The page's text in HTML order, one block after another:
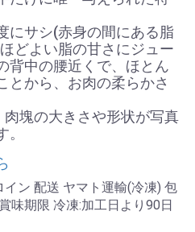
にサシ(赤身の間にある脂
どよい脂の甘さにジュー
背中の腰近くで、ほとん
とから、お肉の柔らかさ
塊の大きさや形状が写真
ン 配送 ヤマト運輸(冷凍) 包
味期限 冷凍:加工日より90日